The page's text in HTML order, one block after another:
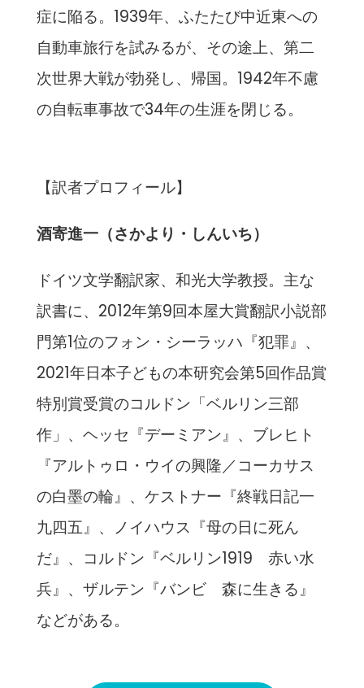
症に陥る。 1939年、ふたたび中近東への
自動車旅行を試みるが、 その途上、第二
次世界大戦が勃発し、帰国。1942年不慮
の自転車事故で34年の生涯を閉じる。
【訳者プロフィール】
酒寄進一（さかより・しんいち）
ドイツ文学翻訳家、和光大学教授。主な
訳書に、2012年第9回本屋大賞翻訳小説部
門第1位のフォン・シーラッハ『犯罪』、
2021年日本子どもの本研究会第5回作品賞
特別賞受賞のコルドン「ベルリン三部
作」、ヘッセ『デーミアン』、ブレヒト
『アルトゥロ・ウイの興隆／コーカサス
の白墨の輪』、ケストナー『終戦日記一
九四五』、ノイハウス『母の日に死ん
だ』、コルドン『ベルリン1919 赤い水
兵』、ザルテン『バンビ 森に生きる』
などがある。